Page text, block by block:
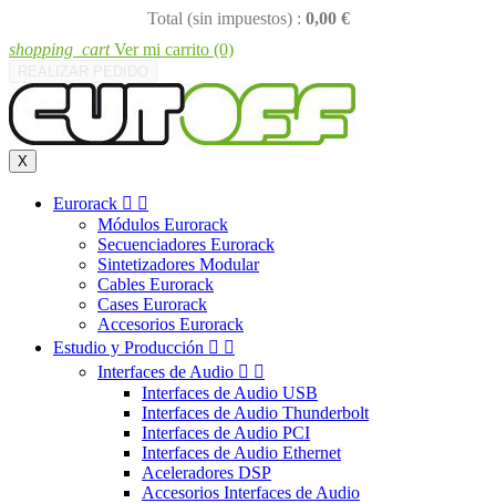
Total (sin impuestos) : 0,00 €
shopping_cart Ver mi carrito (0)
X
Eurorack  
Módulos Eurorack
Secuenciadores Eurorack
Sintetizadores Modular
Cables Eurorack
Cases Eurorack
Accesorios Eurorack
Estudio y Producción  
Interfaces de Audio  
Interfaces de Audio USB
Interfaces de Audio Thunderbolt
Interfaces de Audio PCI
Interfaces de Audio Ethernet
Aceleradores DSP
Accesorios Interfaces de Audio